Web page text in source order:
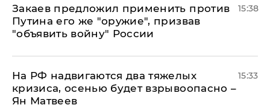
Закаев предложил применить против
Путина его же "оружие", призвав
"объявить войну" России
15:38
На РФ надвигаются два тяжелых
кризиса, осенью будет взрывоопасно –
Ян Матвеев
15:33